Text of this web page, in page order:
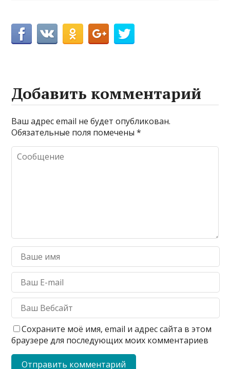
Добавить комментарий
Ваш адрес email не будет опубликован.
Обязательные поля помечены*
Сохраните моё имя, email и адрес сайта в этом
браузере для последующих моих комментариев